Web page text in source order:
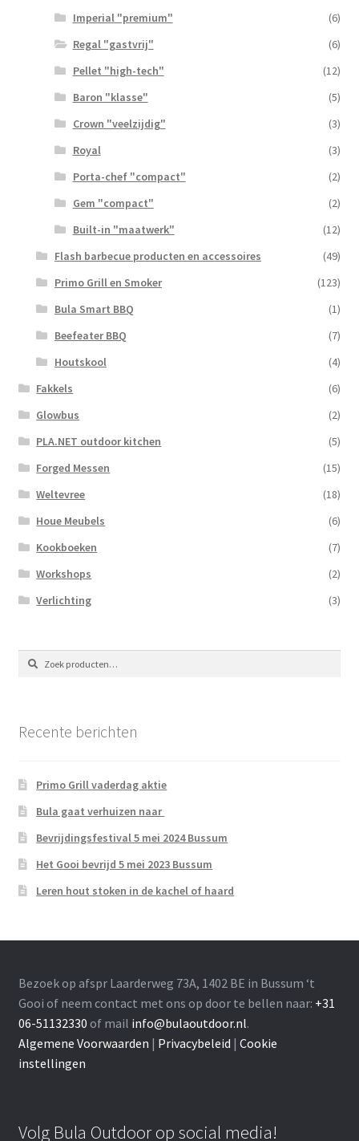
Imperial "premium"
(6)
Regal "gastvrij"
(6)
Pellet "high-tech"
(12)
Baron "klasse"
(5)
Crown "veelzijdig"
(3)
Royal
(3)
Porta-chef "compact"
(2)
Gem "compact"
(2)
Built-in "maatwerk"
(12)
Flash barbecue producten en accessoires
(49)
Primo Grill en Smoker
(123)
Bula Smart BBQ
(1)
Beefeater BBQ
(7)
Houtskool
(4)
Fakkels
(6)
Glowbus
(2)
PLA.NET outdoor kitchen
(5)
Forged Messen
(15)
Weltevree
(18)
Houe Meubels
(6)
Kookboeken
(7)
Workshops
(2)
Verlichting
(3)
Zoeken
naar:
Zoeken
Recente berichten
Primo Grill vaderdag aktie
Bula gaat verhuizen naar
Bevrijdingsfestival 5 mei 2024 Bussum
Het Gooi bevrijd 5 mei 2023 Bussum
Leren hout stoken in de kachel of haard
Bezoek op afspr Laarderweg 73A, 1402 BE in Bussum ‘t
Gooi of neem contact met ons op door te bellen naar: +31
06-51132330 of mail info@bulaoutdoor.nl.
Algemene Voorwaarden | Privacybeleid | Cookie
instellingen
Volg Bula Outdoor op social media!